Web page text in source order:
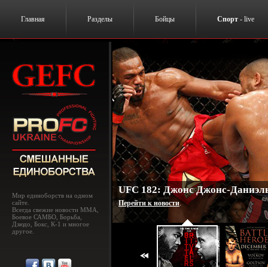
Главная Разделы Бойцы Спорт - live
Мир единоборств на одном
сайте.
Всегда свежие новости MMA,
Боевое САМБО, Борьба,
Дзюдо, Бокс, К-1 и многое
другое.
UFC 182: Джонс Джонс-
Перейти к новости.